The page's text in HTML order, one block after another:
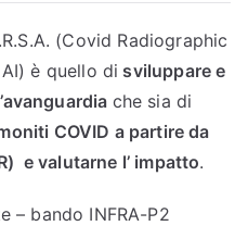
(Covid Radiographic
è quello di sviluppare e
che sia di
COVID a partire da
e valutarne l’ impatto.
– bando INFRA-P2